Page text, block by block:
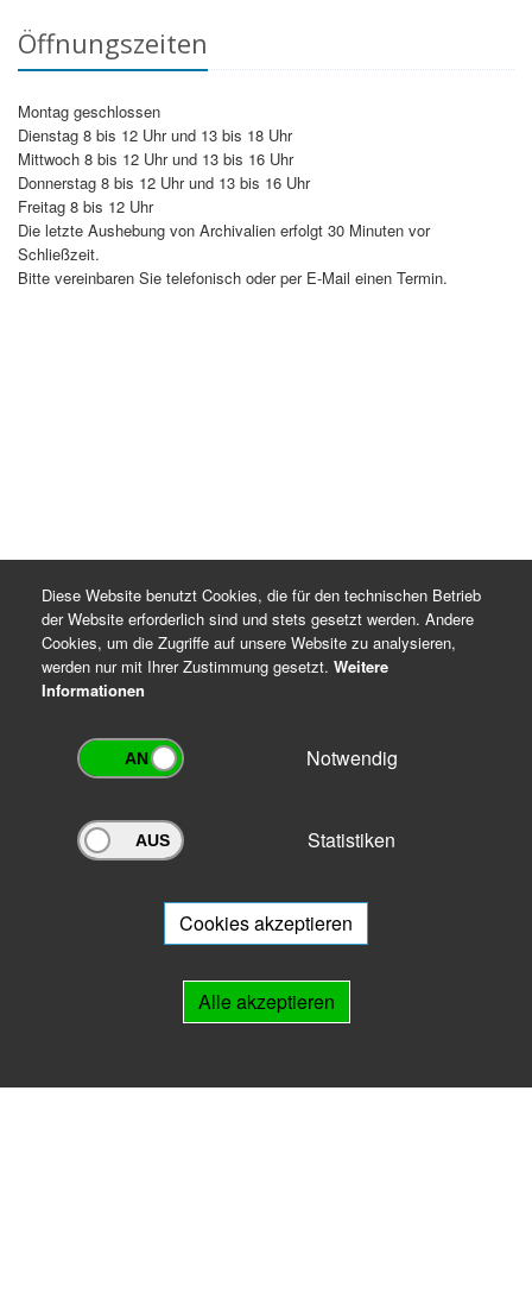
Art, Quelle und Zweck der Datenerhebung
Die dem Archiv übermittelten personenbezogenen Daten
Archivbenutzung verarbeitet.
Speicherdauer
Die Unterlagen und Daten, die im Rahmen der Nutzung
von Archivgut entstehen, werden nach Ablauf der
jeweiligen behördlichen Aufbewahrungsfristen vernichtet
bzw. gelöscht.
Rechtsgrundlagen für die Datenverarbeitung
Öffnungszeiten
Montag geschlossen
Dienstag 8 bis 12 Uhr und 13 bis 18 Uhr
Mittwoch 8 bis 12 Uhr und 13 bis 16 Uhr
Donnerstag 8 bis 12 Uhr und 13 bis 16 Uhr
Freitag 8 bis 12 Uhr
Die letzte Aushebung von Archivalien erfolgt 30 Minuten vor
Schließzeit.
Bitte vereinbaren Sie telefonisch oder per E-Mail einen Termin.
Archivportal Thüringen
Ihnen beratend zur Seite.
Diese Website benutzt Cookies, die für den technischen Betrieb
der Website erforderlich sind und stets gesetzt werden. Andere
Cookies, um die Zugriffe auf unsere Website zu analysieren,
werden nur mit Ihrer Zustimmung gesetzt. Weitere
Informationen
Notwendig
Statistiken
Cookies akzeptieren
Alle akzeptieren